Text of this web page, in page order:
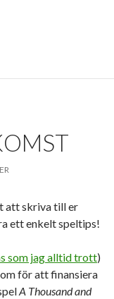
att skriva till er
ett enkelt speltips!
som jag alltid trott)
för att finansiera
A Thousand and